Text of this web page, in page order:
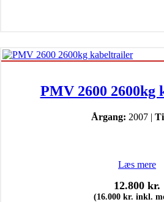
PMV 2600 2600kg
Årgang: 2007 |
Læs mere
12.800 kr.
(16.000 kr. inkl.